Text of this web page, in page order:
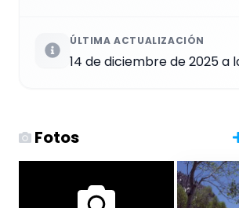
ÚLTIMA ACTUALIZACIÓN
14 de diciembre de 2025 a
Fotos